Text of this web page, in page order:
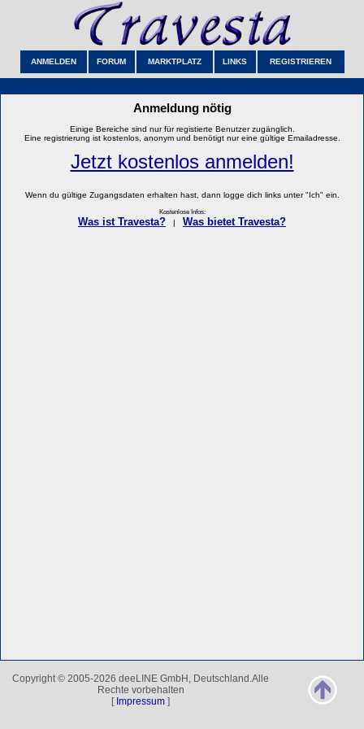
ANMELDEN FORUM MARKTPLATZ LINKS REGISTRIEREN
Anmeldung nötig
Einige Bereiche sind nur für registierte Benutzer zugänglich.
Eine registrierung ist kostenlos, anonym und benötigt nur eine gültige Emailadresse.
Jetzt kostenlos anmelden!
Wenn du gültige Zugangsdaten erhalten hast, dann logge dich links unter "Ich" ein.
Kostenlose Infos:
Was ist Travesta? Was bietet Travesta?
Copyright © 2005-2026 deeLINE GmbH, Deutschland.Alle
Rechte vorbehalten
[ Impressum ]